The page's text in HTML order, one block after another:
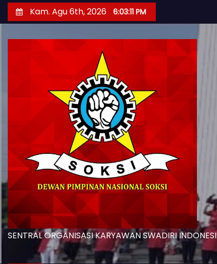
k
t
Kam. Agu 6th, 2026 6:03:13 PM
SENTRAL ORGANISASI KARYAWAN SWADIRI